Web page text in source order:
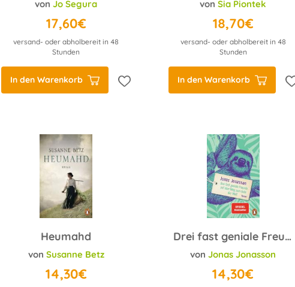
vonJo Segura
17,60€
versand- oder abholbereit in 48
Stunden
In den Warenkorb
vonSia Piontek
18,70€
versand- oder abholbereit in 48
Stunden
In den Warenkorb
Heumahd
von Susanne Betz
14,30€
Drei fast geniale Freunde auf dem Weg zum Ende der Welt
vonJonas Jonasson
14,30€